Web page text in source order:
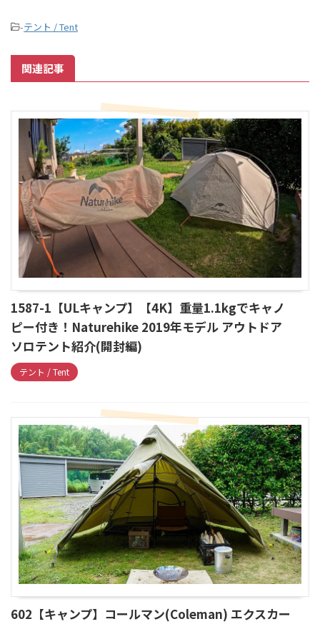
-テント / Tent
関連記事
1587-1【ULキャンプ】【4K】重量1.1kgでキャノ
ピー付き！Naturehike 2019年モデル アウトドア
ソロテント紹介(開封編)
テント / Tent
602【キャンプ】コールマン(Coleman) エクスカー